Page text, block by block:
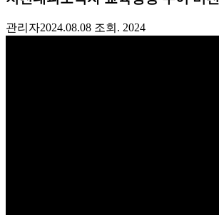
관리자2024.08.08 조회. 2024